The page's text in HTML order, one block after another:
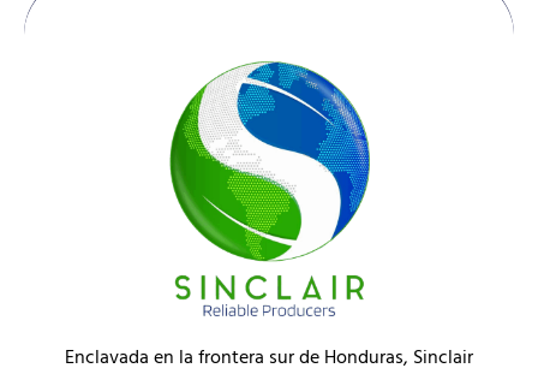
Enclavada en la frontera sur de Honduras, Sinclair